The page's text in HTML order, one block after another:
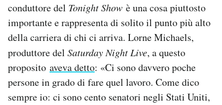
conduttore del Tonight Show è una cosa piuttosto
importante e rappresenta di solito il punto più alto
della carriera di chi ci arriva. Lorne Michaels,
produttore del Saturday Night Live, a questo
proposito aveva detto: «Ci sono davvero poche
persone in grado di fare quel lavoro. Come dico
sempre io: ci sono cento senatori negli Stati Uniti,